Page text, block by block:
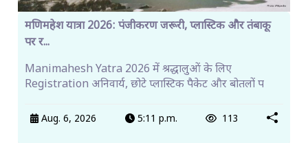
मणिमहेश यात्रा 2026: पंजीकरण जरूरी, प्लास्टिक और तंबाकू
पर र...
Manimahesh Yatra 2026 में श्रद्धालुओं के लिए
Registration अनिवार्य, छोटे प्लास्टिक पैकेट और बोतलों प
Aug. 6, 2026 5:11 p.m. 113